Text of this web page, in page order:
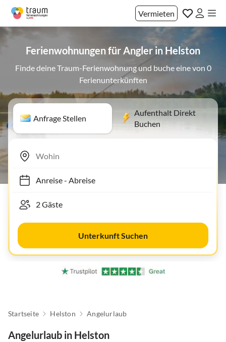
Vermieten
Ferienwohnungen für Angler in Helston
Finde deine Traum-Ferienwohnung und buche eine von 0
Ferienunterkünften
Anfrage Stellen
Aufenthalt Direkt
Buchen
Anreise- Abreise
Unterkunft Suchen
Startseite Helston Angelurlaub
Angelurlaub in Helston